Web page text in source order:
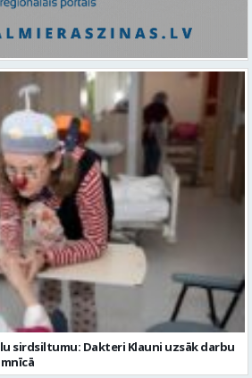
sirdsiltumu: Dakteri Klauni uzsāk darbu